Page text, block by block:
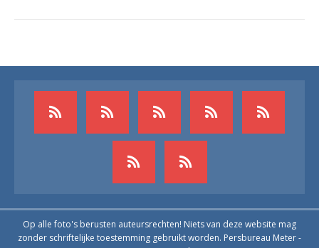
Op alle foto's berusten auteursrechten! Niets van deze website mag
zonder schriftelijke toestemming gebruikt worden. Persbureau Meter -